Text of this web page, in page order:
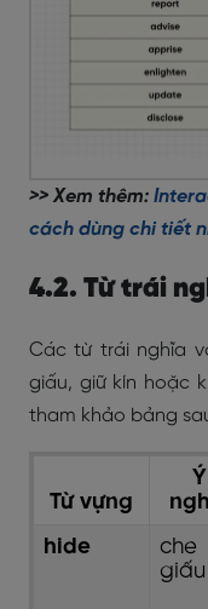
>> Xem thêm:
cách dùng chi tiết
4.2. Từ trái
Các từ trái nghĩa
giấu, giữ kín hoặc
tham khảo bảng
Từ vựng
Ý
hide
che
giấu